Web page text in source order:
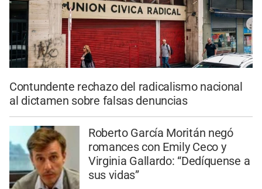
Contundente rechazo del radicalismo nacional
al dictamen sobre falsas denuncias
Roberto García Moritán negó
romances con Emily Ceco y
Virginia Gallardo: “Dedíquense a
sus vidas”